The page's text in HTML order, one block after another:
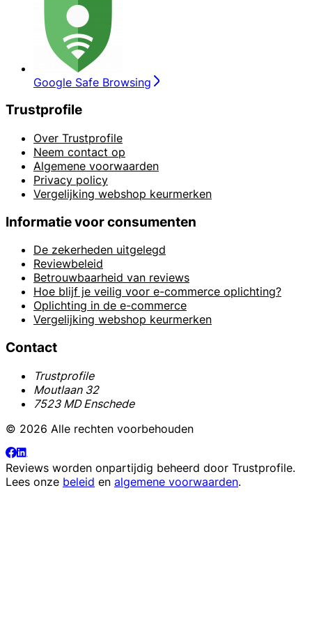
Google Safe Browsing
Trustprofile
Over Trustprofile
Neem contact op
Algemene voorwaarden
Privacy policy
Vergelijking webshop keurmerken
Informatie voor consumenten
De zekerheden uitgelegd
Reviewbeleid
Betrouwbaarheid van reviews
Hoe blijf je veilig voor e-commerce oplichting?
Oplichting in de e-commerce
Vergelijking webshop keurmerken
Contact
Trustprofile
Moutlaan 32
7523 MD Enschede
© 2026 Alle rechten voorbehouden
Reviews worden onpartijdig beheerd door Trustprofile.
Lees onze beleid en algemene voorwaarden.